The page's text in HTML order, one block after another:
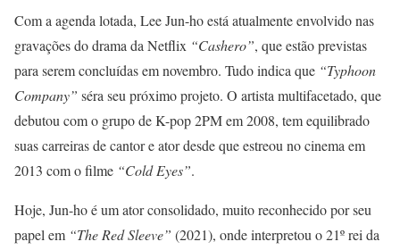
Com a agenda lotada, Lee Jun-ho está atualmente envolvido nas
gravações do drama da Netflix “Cashero”, que estão previstas
para serem concluídas em novembro. Tudo indica que “Typhoon
Company” séra seu próximo projeto. O artista multifacetado, que
debutou com o grupo de K-pop 2PM em 2008, tem equilibrado
suas carreiras de cantor e ator desde que estreou no cinema em
2013 com o filme “Cold Eyes”.
Hoje, Jun-ho é um ator consolidado, muito reconhecido por seu
papel em “The Red Sleeve” (2021), onde interpretou o 21º rei da